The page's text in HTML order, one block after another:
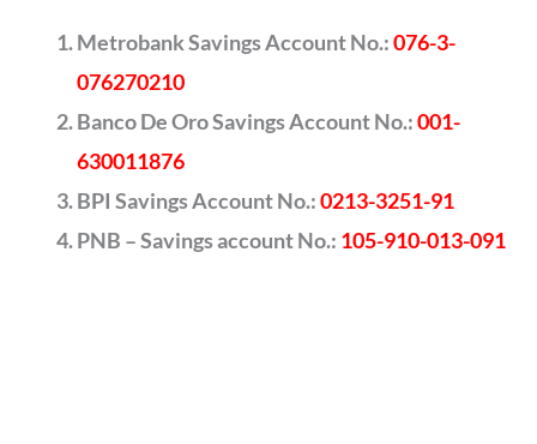
Metrobank Savings Account No.:076-3-
076270210
Banco De Oro Savings Account No.:001-
630011876
BPI Savings Account No.:0213-3251-91
PNB – Savings account No.: 105-910-013-091